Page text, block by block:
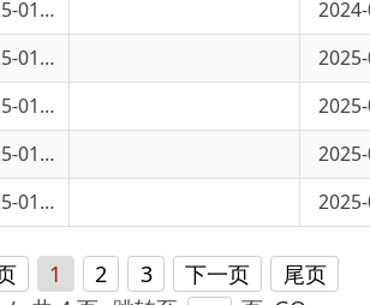
K45899617/2025-01652 新疆维吾尔自治区2025年上半年面向社会
2025-06-20
K45899617/2025-01624
新疆维吾尔自治区面向社会公开考试录用
2025-06-18
1
共 4 页
县光明路1号 联系电话：0908-4621030